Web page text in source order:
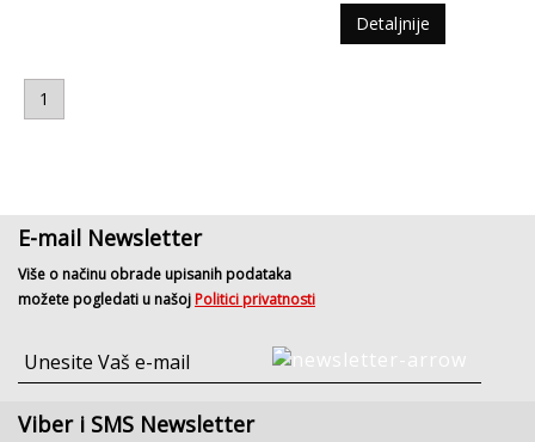
Detaljnije
1
E-mail Newsletter
Više o načinu obrade upisanih podataka
možete pogledati u našoj Politici privatnosti
Viber i SMS Newsletter